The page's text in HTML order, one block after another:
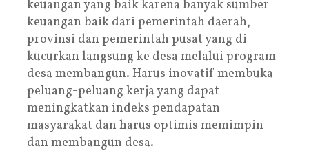
keuangan yang baik karena banyak sumber
keuangan baik dari pemerintah daerah,
provinsi dan pemerintah pusat yang di
kucurkan langsung ke desa melalui program
desa membangun. Harus inovatif membuka
peluang-peluang kerja yang dapat
meningkatkan indeks pendapatan
masyarakat dan harus optimis memimpin
dan membangun desa.